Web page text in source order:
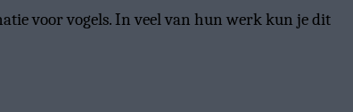
voor vogels. In veel van hun werk kun je dit